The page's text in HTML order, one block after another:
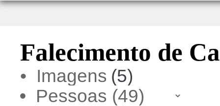
Falecimento de
• Imagens(5)
•